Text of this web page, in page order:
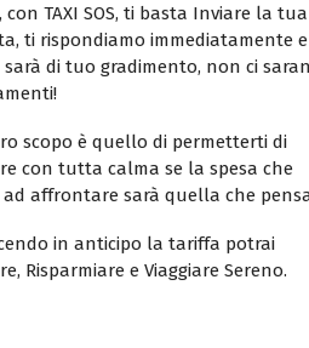
con TAXI SOS, ti basta Inviare la tua
ti rispondiamo immediatamente
sarà di tuo gradimento, non ci
scopo è quello di permetterti di
con tutta calma se la spesa che
affrontare sarà quella che
in anticipo la tariffa potrai
Risparmiare e Viaggiare Sereno.